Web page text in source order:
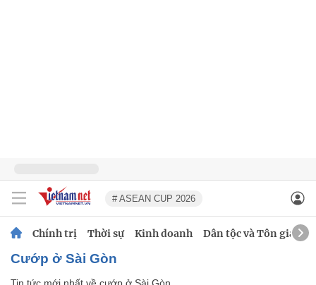
# ASEAN CUP 2026
Chính trị Thời sự Kinh doanh Dân tộc và Tôn giáo
cướp ở Sài Gòn